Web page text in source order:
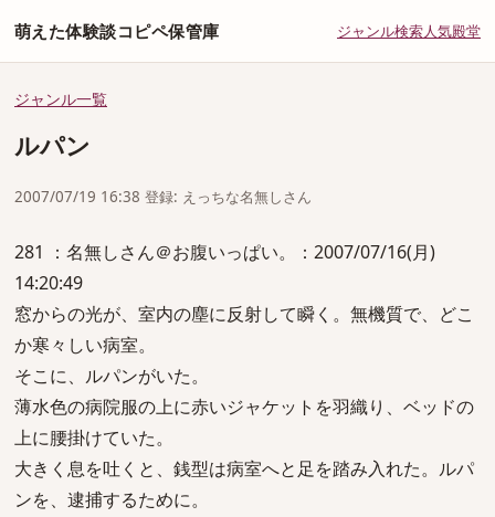
萌えた体験談コピペ保管庫 ジャンル検索人気殿堂
ジャンル一覧
ルパン
2007/07/19 16:38 登録: えっちな名無しさん
281 ：名無しさん＠お腹いっぱい。：2007/07/16(月)
14:20:49
窓からの光が、室内の塵に反射して瞬く。無機質で、どこ
か寒々しい病室。
そこに、ルパンがいた。
薄水色の病院服の上に赤いジャケットを羽織り、ベッドの
上に腰掛けていた。
大きく息を吐くと、銭型は病室へと足を踏み入れた。ルパ
ンを、逮捕するために。